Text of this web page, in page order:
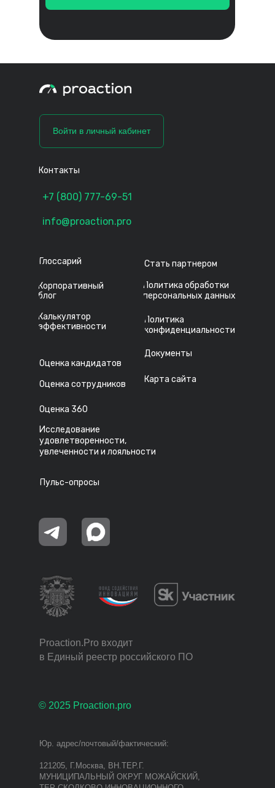
© 2025 Proaction.pro
Войти в личный кабинет
Оценка кандидатов
Политика
конфиденциальности
Документы
Карта сайта
Оценка сотрудников
Стать партнером
Оценка 360
Исследование
удовлетворенности,
увлеченности и лояльности
Пульс-опросы
Корпоративный
блог
Калькулятор
эффективности
+7 (800) 777-69-51
info@proaction.pro
Политика обработки
персональных данных
Proaction.Pro входит
в Единый реестр российского ПО
Юр. адрес/почтовый/фактический:
121205, Г.Москва, ВН.ТЕР.Г.
МУНИЦИПАЛЬНЫЙ ОКРУГ МОЖАЙСКИЙ,
Глоссарий
Контакты